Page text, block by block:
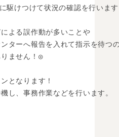
けつけて状況の確認を行いま
よる誤作動が多いことや
ターへ報告を入れて指示を待つ
ません！◎
となります！
し、事務作業などを行います。